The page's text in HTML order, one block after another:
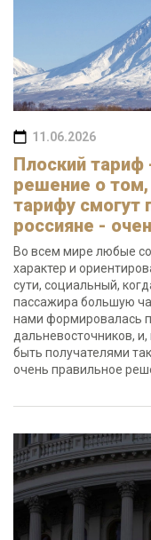
11.06.2026
Плоский тариф
решение о
тарифу смогут
россияне -
Во всем мире любые
характер и
сути, социальный,
пассажира большую
нами формировалась
дальневосточников,
быть получателями
очень правильное